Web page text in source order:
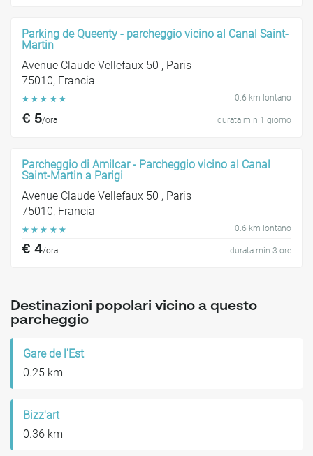
Parking de Queenty - parcheggio vicino al Canal Saint-
Martin
Avenue Claude Vellefaux 50 , Paris
75010, Francia
☆ ☆ ☆ ☆ ☆ 0.6 km lontano
€ 5/ora durata min 1 giorno
Parcheggio di Amilcar - Parcheggio vicino al Canal
Saint-Martin a Parigi
Avenue Claude Vellefaux 50 , Paris
75010, Francia
☆ ☆ ☆ ☆ ☆ 0.6 km lontano
€ 4/ora durata min 3 ore
Destinazioni popolari vicino a questo
parcheggio
Gare de l'Est
0.25 km
Bizz'art
0.36 km